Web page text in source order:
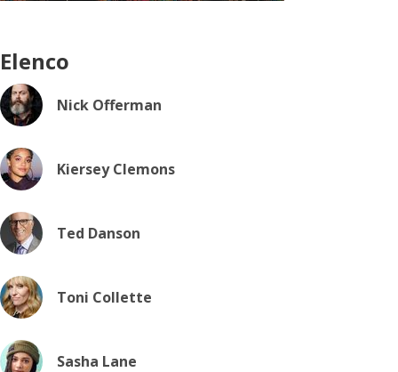
Elenco
Nick Offerman
Kiersey Clemons
Ted Danson
Toni Collette
Sasha Lane